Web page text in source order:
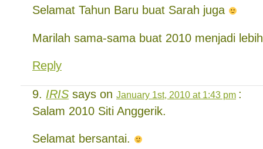
Selamat Tahun Baru buat Sarah juga
Marilah sama-sama buat 2010 menjadi
Reply
IRIS says on January 1st, 2010 at 1:43 pm :
Salam 2010 Siti Anggerik.
Selamat bersantai.